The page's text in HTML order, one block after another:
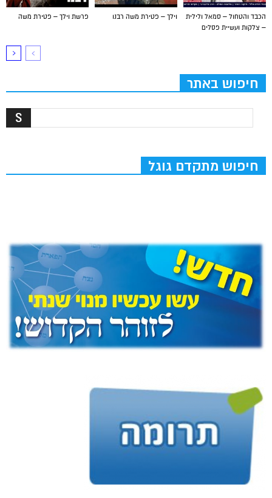
פרשת וילך – פטירת משה וילך – פטירת משה רבנו
הכבד והטחול – סמאל ולילית
– צלקות ועשיית פסלים
חיפוש באתר
חיפוש מתקדם גוגל